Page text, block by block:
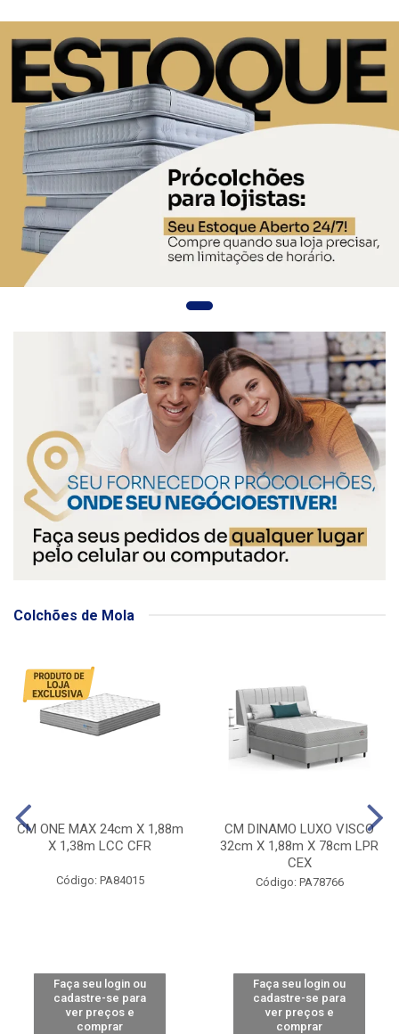
Colchões de Mola
CM ONE MAX 24cm X 1,88m
X 1,38m LCC CFR
Código: PA84015
Faça seu login ou
cadastre-se para
ver preços e
comprar
CM DINAMO LUXO VISCO
32cm X 1,88m X 78cm LPR
CEX
Código: PA78766
Faça seu login ou
cadastre-se para
ver preços e
comprar